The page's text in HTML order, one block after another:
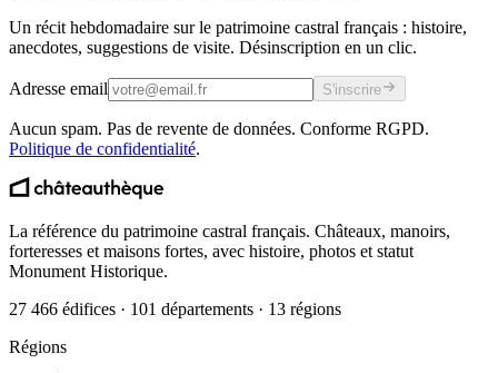
Un récit hebdomadaire sur le patrimoine castral français : histoire,
anecdotes, suggestions de visite. Désinscription en un clic.
Adresse email S'inscrire
Aucun spam. Pas de revente de données. Conforme RGPD.
Politique de confidentialité.
La référence du patrimoine castral français. Châteaux, manoirs,
forteresses et maisons fortes, avec histoire, photos et statut
Monument Historique.
27 466 édifices · 101 départements · 13 régions
Régions